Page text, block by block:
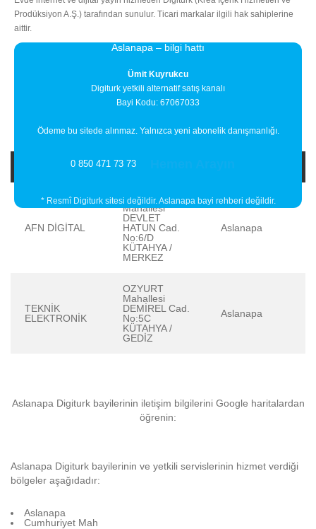
Prodüksiyon A.Ş.) tarafından sunulur. Ticari markalar ilgili hak sahiplerine
aittir.
Aslanapa – bilgi hattı
Ümit Kuyrukcu
Digiturk yetkili alternatif satış kanalı
Bayi Kodu: 67067033
Ödeme bu sitede alınmaz. Yalnızca yeni abonelik danışmanlığı.
0 850 471 73 73
* Resmî Digiturk sitesi değildir. Aslanapa bayi rehberi değildir.
Bayi Adresi
AFN DİGİTAL
SERVİ
Mahallesi
DEVLET
HATUN Cad.
No:6/D
KÜTAHYA /
MERKEZ
Aslanapa
TEKNİK
ELEKTRONİK
OZYURT
Mahallesi
DEMİREL Cad.
No:5C
KÜTAHYA /
GEDİZ
Aslanapa
Aslanapa Digiturk bayilerinin iletişim bilgilerini Google haritalardan
öğrenin:
Aslanapa Digiturk bayilerinin ve yetkili servislerinin hizmet verdiği
bölgeler aşağıdadır:
Aslanapa
Cumhuriyet Mah